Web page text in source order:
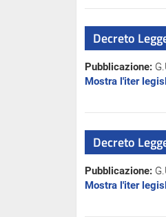
Decreto
Pubblicazione:
Mostra l'iter
Decreto
Pubblicazione:
Mostra l'iter